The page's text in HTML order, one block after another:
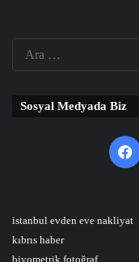
Sosyal Medyada Biz
istanbul evden eve nakliyat
kıbrıs haber
biyometrik fotoğraf